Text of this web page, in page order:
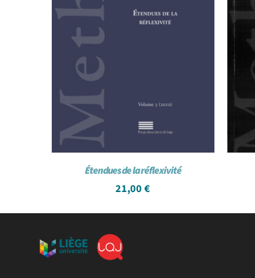
Étendues de la réflexivité
21,00€